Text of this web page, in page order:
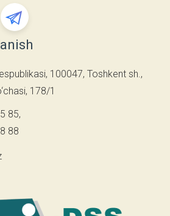
100047, Toshkent sh.,
178/1
85,
88